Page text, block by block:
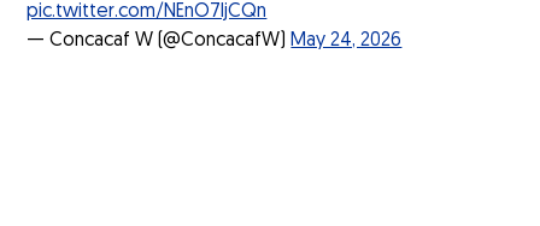
pic.twitter.com/NEnO7IjCQn
— Concacaf W (@ConcacafW) May 24, 2026